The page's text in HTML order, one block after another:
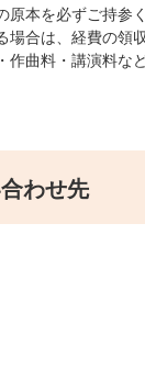
本を必ずご持参く
合は、経費の領
曲料・講演料な
わせ先